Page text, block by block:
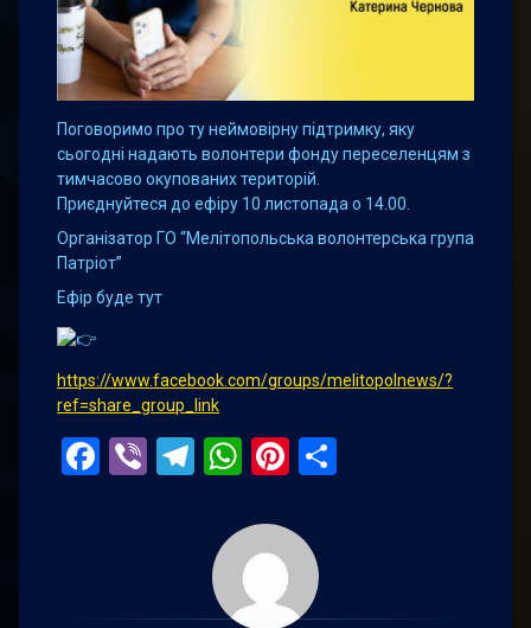
Поговоримо про ту неймовірну підтримку, яку
сьогодні надають волонтери фонду переселенцям з
тимчасово окупованих територій.
Приєднуйтеся до ефіру 10 листопада о 14.00.
Організатор ГО “Мелітопольська волонтерська група
Патріот”
Ефір буде тут
https://www.facebook.com/groups/melitopolnews/?
ref=share_group_link
Facebook
ViberTelegram
WhatsApp
Pinterest